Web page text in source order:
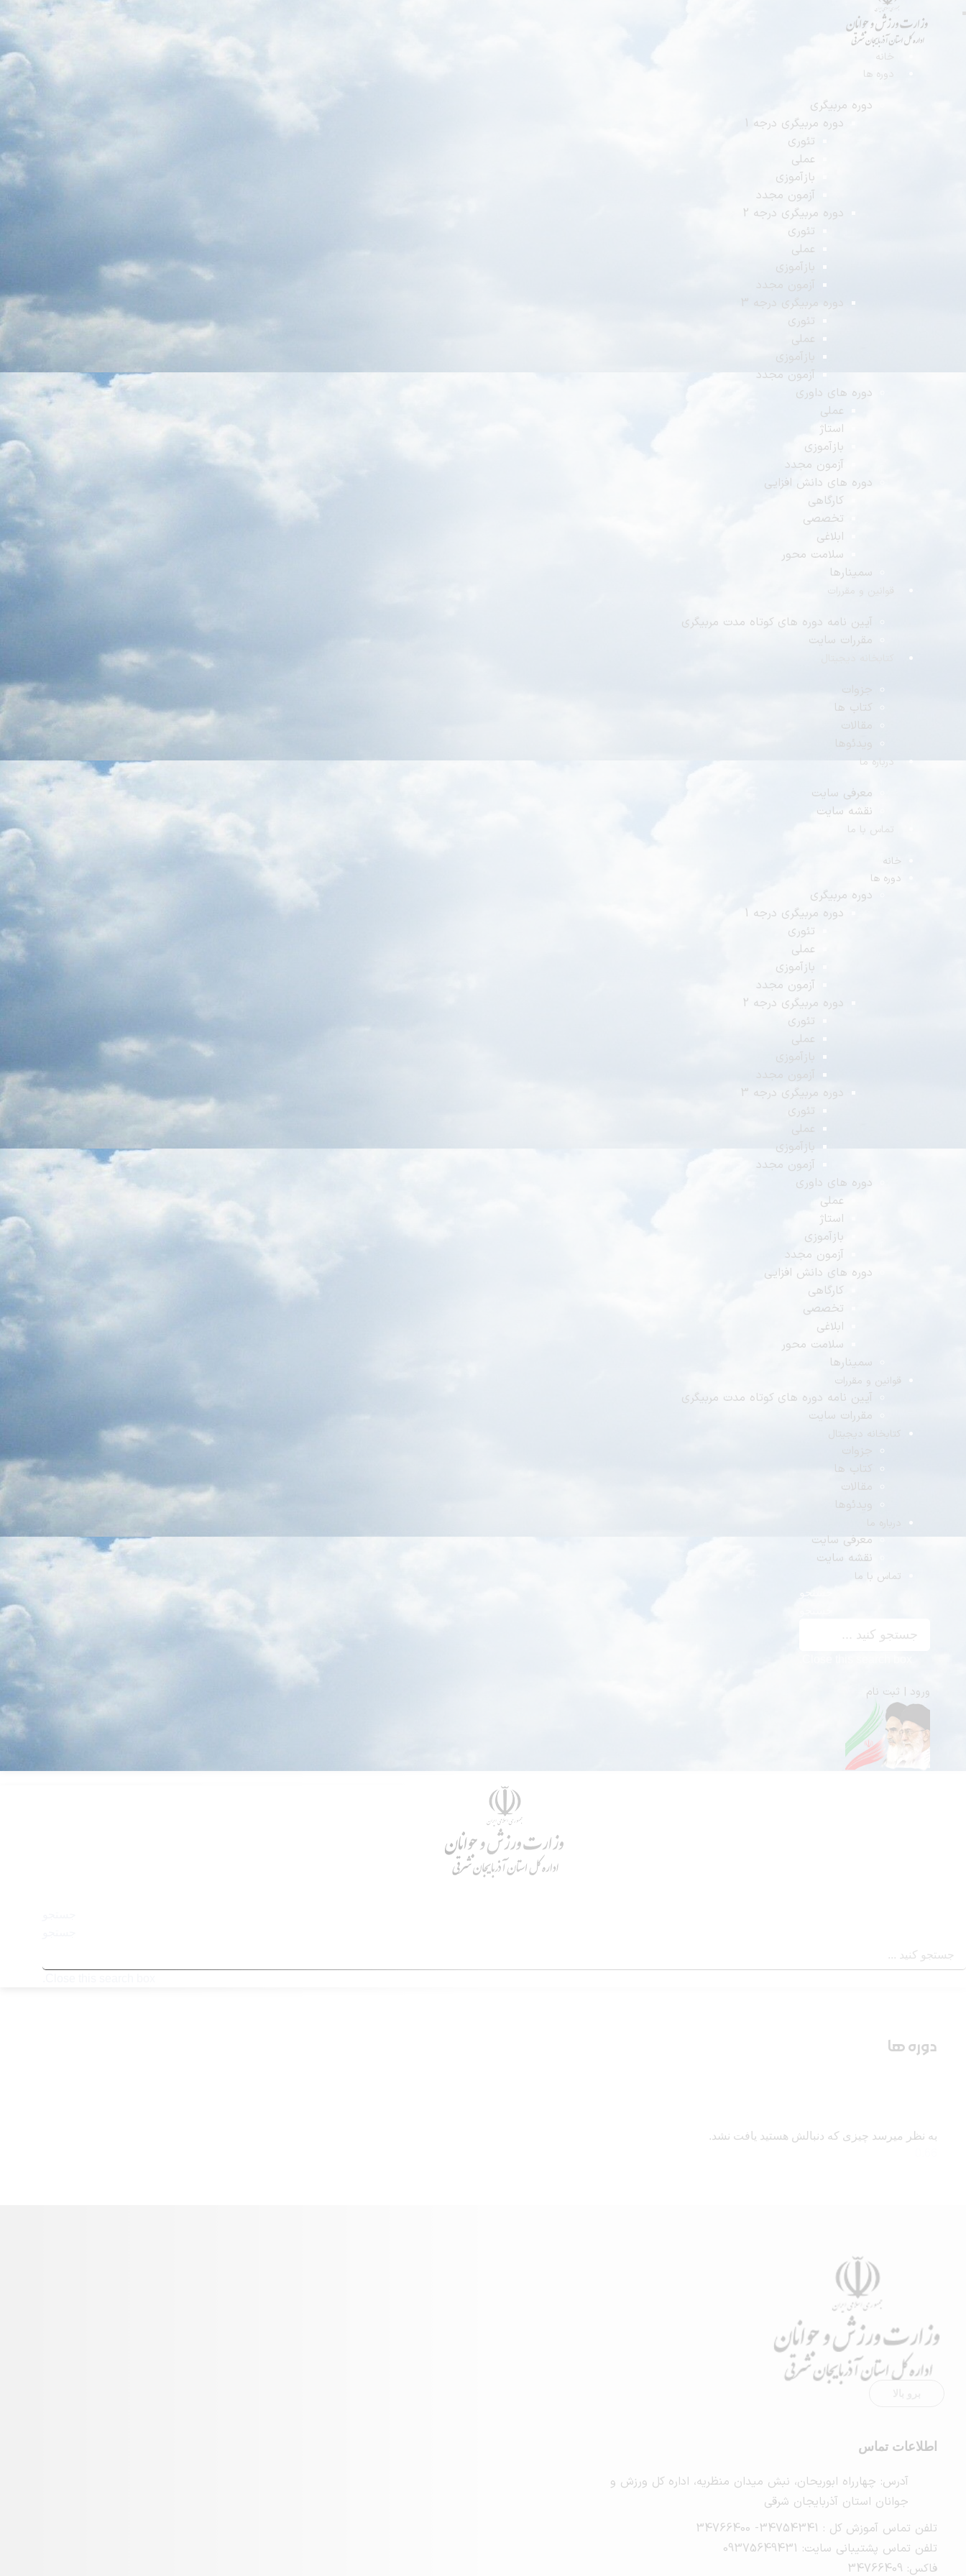
خانه
دوره ها
دوره مربیگری
دوره مربیگری درجه 1
تئوری
عملی
بازآموزی
آزمون مجدد
دوره مربیگری درجه 2
تئوری
عملی
بازآموزی
آزمون مجدد
دوره مربیگری درجه 3
تئوری
عملی
بازآموزی
آزمون مجدد
دوره های داوری
عملی
استاژ
بازآموزی
آزمون مجدد
دوره های دانش افزایی
کارگاهی
تخصصی
ابلاغی
سلامت محور
سمینارها
قوانین و مقررات
آیین نامه دوره های کوتاه مدت مربیگری
مقررات سایت
جزوات
کتاب ها
مقالات
ویدئوها
درباره ما
معرفی سایت
نقشه سایت
تماس با ما
خانه
دوره ها
دوره مربیگری
دوره مربیگری درجه 1
تئوری
عملی
بازآموزی
آزمون مجدد
دوره مربیگری درجه 2
تئوری
عملی
بازآموزی
آزمون مجدد
دوره مربیگری درجه 3
تئوری
عملی
بازآموزی
آزمون مجدد
دوره های داوری
عملی
استاژ
بازآموزی
آزمون مجدد
دوره های دانش افزایی
کارگاهی
تخصصی
ابلاغی
سلامت محور
سمینارها
قوانین و مقررات
آیین نامه دوره های کوتاه مدت مربیگری
مقررات سایت
کتابخانه دیجیتال
جزوات
کتاب ها
مقالات
ویدئوها
درباره ما
معرفی سایت
نقشه سایت
تماس با ما
ورود | ثبت نام
دوره ها
به نظر میرسد چیزی که دنبالش هستید یافت نشد.
اطلاعات تماس
آدرس: چهارراه ابوریحان، نبش میدان منظریه، اداره کل ورزش و
جوانان استان آذربایجان شرقی
تلفن تماس آموزش کل : 34754341- 34766400
تلفن تماس پشتیبانی سایت: 09375649431
فاکس: 34766409